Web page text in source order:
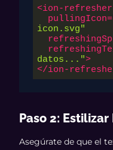
<ion-
pullingIcon=
icon.svg"
datos...">
</ion-
Paso 2: Estilizar
Asegúrate de que el